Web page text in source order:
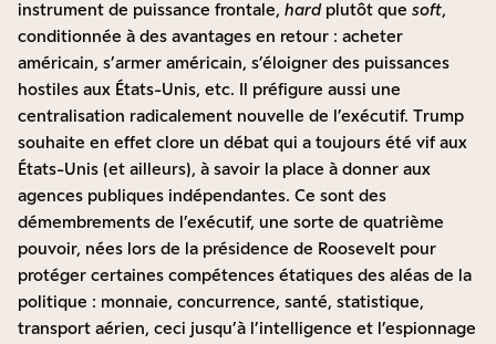
instrument de puissance frontale, hardplutôt que soft,
conditionnée à des avantages en retour : acheter
américain, s’armer américain, s’éloigner des puissances
hostiles aux États-Unis, etc. Il préfigure aussi une
centralisation radicalement nouvelle de l’exécutif. Trump
souhaite en effet clore un débat qui a toujours été vif aux
États-Unis (et ailleurs), à savoir la place à donner aux
agences publiques indépendantes. Ce sont des
démembrements de l’exécutif, une sorte de quatrième
pouvoir, nées lors de la présidence de Roosevelt pour
protéger certaines compétences étatiques des aléas de la
politique : monnaie, concurrence, santé, statistique,
transport aérien, ceci jusqu’à l’intelligence et l’espionnage